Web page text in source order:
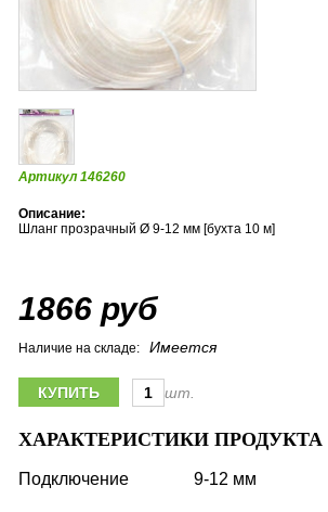
Артикул 146260
Описание:
Шланг прозрачный Ø 9-12 мм [бухта 10 м]
1866 руб
Наличие на складе: Имеется
шт.
ХАРАКТЕРИСТИКИ ПРОДУКТА
Подключение 9-12 мм